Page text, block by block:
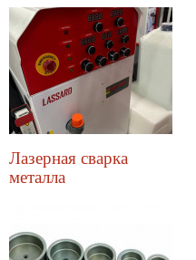
Лазерная сварка
металла